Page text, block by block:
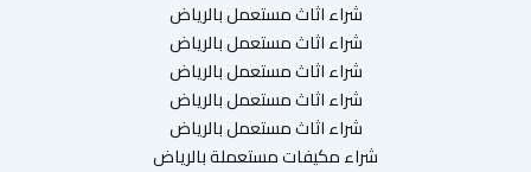
شراء اثاث مستعمل بالرياض
شراء اثاث مستعمل بالرياض
شراء اثاث مستعمل بالرياض
شراء اثاث مستعمل بالرياض
شراء اثاث مستعمل بالرياض
شراء مكيفات مستعملة بالرياض